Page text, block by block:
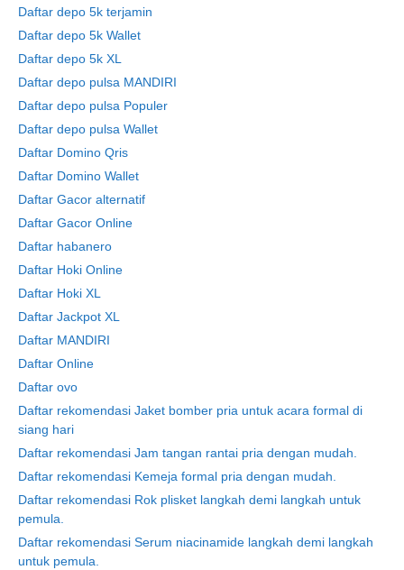
Daftar depo 5k terjamin
Daftar depo 5k Wallet
Daftar depo 5k XL
Daftar depo pulsa MANDIRI
Daftar depo pulsa Populer
Daftar depo pulsa Wallet
Daftar Domino Qris
Daftar Domino Wallet
Daftar Gacor alternatif
Daftar Gacor Online
Daftar habanero
Daftar Hoki Online
Daftar Hoki XL
Daftar Jackpot XL
Daftar MANDIRI
Daftar Online
Daftar ovo
Daftar rekomendasi Jaket bomber pria untuk acara formal di
siang hari
Daftar rekomendasi Jam tangan rantai pria dengan mudah.
Daftar rekomendasi Kemeja formal pria dengan mudah.
Daftar rekomendasi Rok plisket langkah demi langkah untuk
pemula.
Daftar rekomendasi Serum niacinamide langkah demi langkah
untuk pemula.